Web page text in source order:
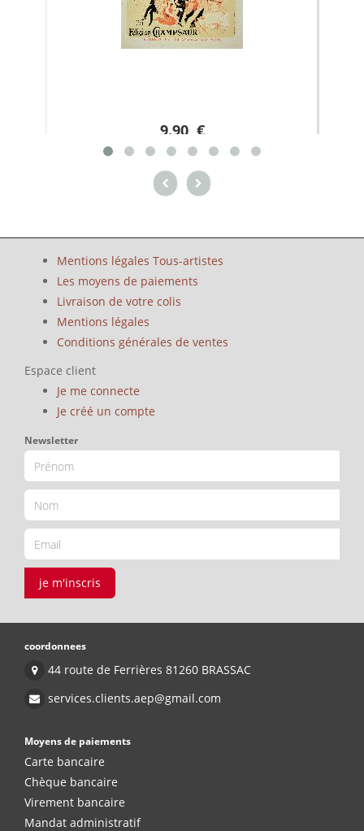
9.90 €
Mentions légales Tous-artistes
Les moyens de paiements
Livraison de votre colis
Mentions légales
Conditions générales de ventes
Espace client
Je me connecte
Je créé un compte
Newsletter
je m'inscris
coordonnees
44 route de Ferrières 81260 BRASSAC
services.clients.aep@gmail.com
Moyens de paiements
Carte bancaire
Chèque bancaire
Virement bancaire
Mandat administratif